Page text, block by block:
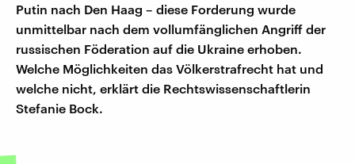
Putin nach Den Haag – diese Forderung wurde
unmittelbar nach dem vollumfänglichen Angriff der
russischen Föderation auf die Ukraine erhoben.
Welche Möglichkeiten das Völkerstrafrecht hat und
welche nicht, erklärt die Rechtswissenschaftlerin
Stefanie Bock.